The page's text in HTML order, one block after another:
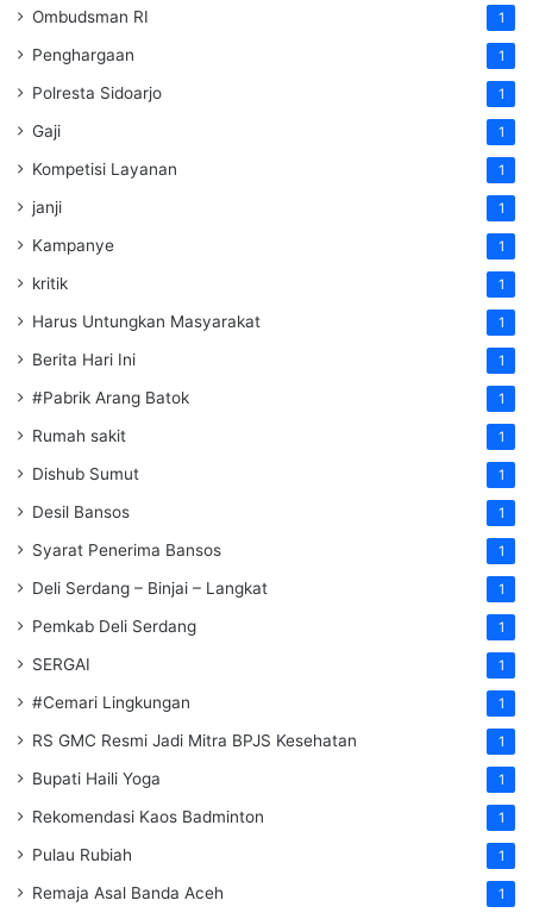
Ombudsman RI 1
Penghargaan 1
Polresta Sidoarjo 1
Gaji 1
Kompetisi Layanan 1
janji 1
Kampanye 1
kritik 1
Harus Untungkan Masyarakat 1
Berita Hari Ini 1
#Pabrik Arang Batok 1
Rumah sakit 1
Dishub Sumut 1
Desil Bansos 1
Syarat Penerima Bansos 1
Deli Serdang – Binjai – Langkat 1
Pemkab Deli Serdang 1
SERGAI 1
#Cemari Lingkungan 1
RS GMC Resmi Jadi Mitra BPJS Kesehatan 1
Bupati Haili Yoga 1
Rekomendasi Kaos Badminton 1
Pulau Rubiah 1
Remaja Asal Banda Aceh 1